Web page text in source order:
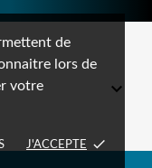
de
lors de
votre
J'ACCEPTE done
